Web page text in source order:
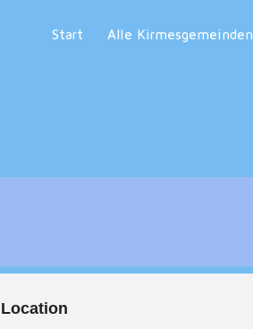
Start Alle Kirmesgemeinden
Location